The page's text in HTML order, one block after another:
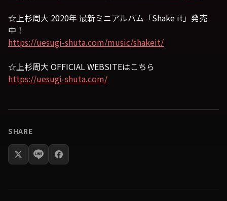
☆上杉周大 2020年 最新ミニアルバム「Shake it」発売
中！
https://uesugi-shuta.com/music/shakeit/
☆上杉周大 OFFICIAL WEBSITEはこちら
https://uesugi-shuta.com/
SHARE